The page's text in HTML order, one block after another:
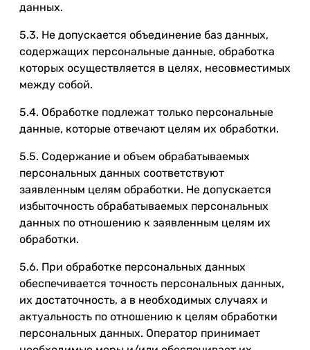
данных.
5.3. Не допускается объединение баз данных,
содержащих персональные данные, обработка
которых осуществляется в целях, несовместимых
между собой.
5.4. Обработке подлежат только персональные
данные, которые отвечают целям их обработки.
5.5. Содержание и объем обрабатываемых
персональных данных соответствуют
заявленным целям обработки. Не допускается
избыточность обрабатываемых персональных
данных по отношению к заявленным целям их
обработки.
5.6. При обработке персональных данных
обеспечивается точность персональных данных,
их достаточность, а в необходимых случаях и
актуальность по отношению к целям обработки
персональных данных. Оператор принимает